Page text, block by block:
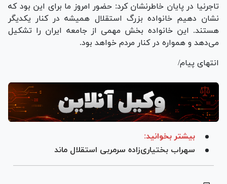
تاجرنیا در پایان خاطرنشان کرد: حضور امروز ما برای این بود که
نشان دهیم خانواده بزرگ استقلال همیشه در کنار یکدیگر
هستند. این خانواده بخش مهمی از جامعه ایران را تشکیل
می‌دهد و همواره در کنار مردم خواهد بود.
انتهای پیام/
بیشتر بخوانید:
سهراب بختیاری‌زاده سرمربی استقلال ماند